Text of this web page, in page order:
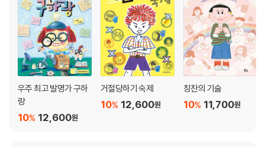
우주 최고 발명가 구하
랑
12,600원
10%
거절당하기 숙제
12,600원
10%
칭찬의 기술
11,700원
10%